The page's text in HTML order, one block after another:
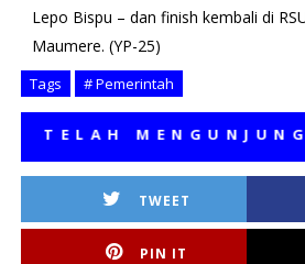
Lepo Bispu – dan finish kembali di
Maumere. (YP-25)
Tags # Pemerintah
MENGUNJUNGI
TWEET
PIN IT